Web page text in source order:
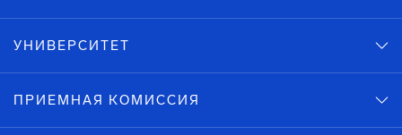
УНИВЕРСИТЕТ
ПРИЕМНАЯ КОМИССИЯ